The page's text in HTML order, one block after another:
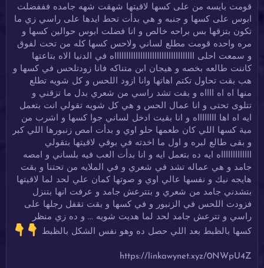
قومت بايسه من على كسها لاقيتها شهقت شهه جامده فففضلت
ابوس على كسها و جنبه و هي بدأت تحط ايدها على راسي زي ما
تكون بتزقها بس براحه خالص و انا فضلت ابوس حوالين كسها و
مره واحده قومت مطلع لساني ولاحس كسها كله من تحت لفوق
و سمعت احلى ااااااااااااااااااااااااااااااااااه في الدنيا الاه بتاعتها
كاننت طالعه بخصه و هيجان ابن متناكه فانا زودتلحس في كسها و
هب بقت تحاول تكتم اهاتها وانا ازود اللحس و كل شويه تطلع
منها اه اه ااااه و بقت تشد راسي من شعري بدل ما تزقني و
تتلوى تحتى و انا عمال الحس و هي كل شويه تقولي انت بتعمل
ايه اه اها ااااااااه و انا بقيت ادخل لساني جوا كسها و اشرب من
مية كسها اللي كان طعمها حلو اوي و بدأت امص زنبورها اللي كبر
و بقى طالع لبره و اول ما اخدته في بوقي لاقيتها بتقولي
اااااااااااااه ايه ده بتعمل ايه و انا بدأت العب فيه بلساني و امصه
جامد و هي عماله تشد في شعري و في الملايه من تحتنا و بقت
هايجه نيك و نفسها عالي اوي و صوتها كمان علي لحد لما لاقيتها
بتشدني جامد من شعري و بتترعش جامد و عرفت انها بتنزل
فزودت اللحس في الزنبور و في كسها و بقت تقفل رجلها على
راسي و تترعش جامد لحد لما هديت شويه ... و ده زي منظر
كسها بالظبط بعد اللي حصل ده وهو نفس الشكل بالظبط
https://linkawynet.xyz/0NWpU4Z